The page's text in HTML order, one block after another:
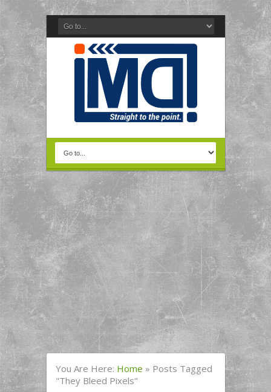
You Are Here: Home » Posts Tagged
"they Bleed Pixels"